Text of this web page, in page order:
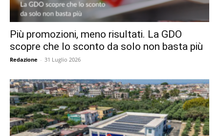
Più promozioni, meno risultati. La GDO
scopre che lo sconto da solo non basta più
Redazione - 31 Luglio 2026